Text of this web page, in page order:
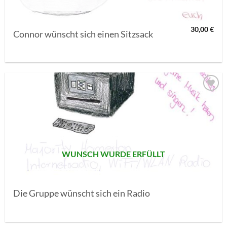
Connor wünscht sich einen Sitzsack 30,00€
AUF MEINE
MERKLISTE
SETZEN
WUNSCH WURDE ERFÜLLT
Die Gruppe wünscht sich ein Radio